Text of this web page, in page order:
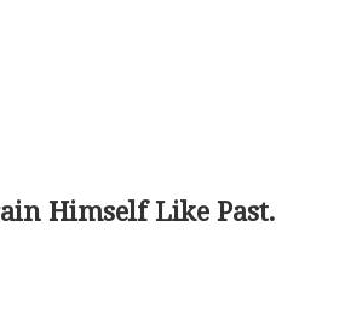
Himself Like Past.